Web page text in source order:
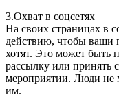
3.Охват в соцсетях
На своих страницах в
действию, чтобы ваши
хотят. Это может быть
рассылку или принять
мероприятии. Люди не
им.